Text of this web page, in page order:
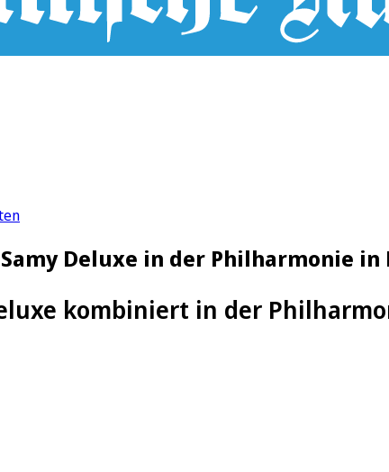
Deluxe in der Philharmonie in
kombiniert in der